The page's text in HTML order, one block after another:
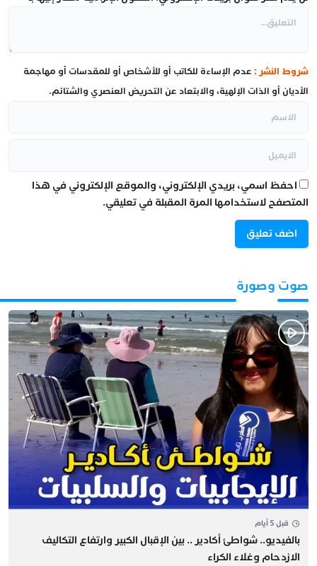
شروط النشر : عدم الإساءة للكاتب أو للأشخاص أو للمقدسات أو مهاجمة
الأديان أو الذات الإلهية، والابتعاد عن التحريض العنصري والشتائم.
احفظ اسمي، بريدي الإلكتروني، والموقع الإلكتروني في هذا
المتصفح لاستخدامها المرة المقبلة في تعليقي.
صوت وصورة
قبل 5 أيام
بالفيديو.. شواطئ أكادير .. بين الإقبال الكبير وارتفاع التكاليف
الازدحام وغلاء الكراء